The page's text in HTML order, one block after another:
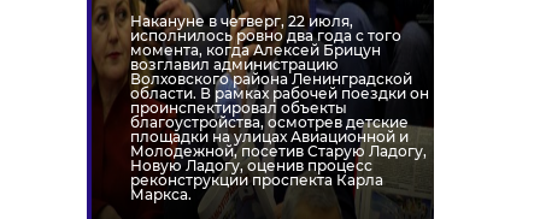
Накануне в четверг, 22 июля,
исполнилось ровно два года с того
момента, когда Алексей Брицун
возглавил администрацию
Волховского района Ленинградской
области. В рамках рабочей поездки он
проинспектировал объекты
благоустройства, осмотрев детские
площадки на улицах Авиационной и
Молодежной, посетив Старую Ладогу,
Новую Ладогу, оценив процесс
реконструкции проспекта Карла
Маркса.
тихвинский район
ленинградская область
мошенники